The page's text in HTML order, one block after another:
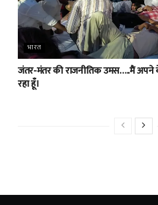
भारत
जंतर-मंतर की राजनीतिक उमस…..मैं अपने
रहा हूँ।